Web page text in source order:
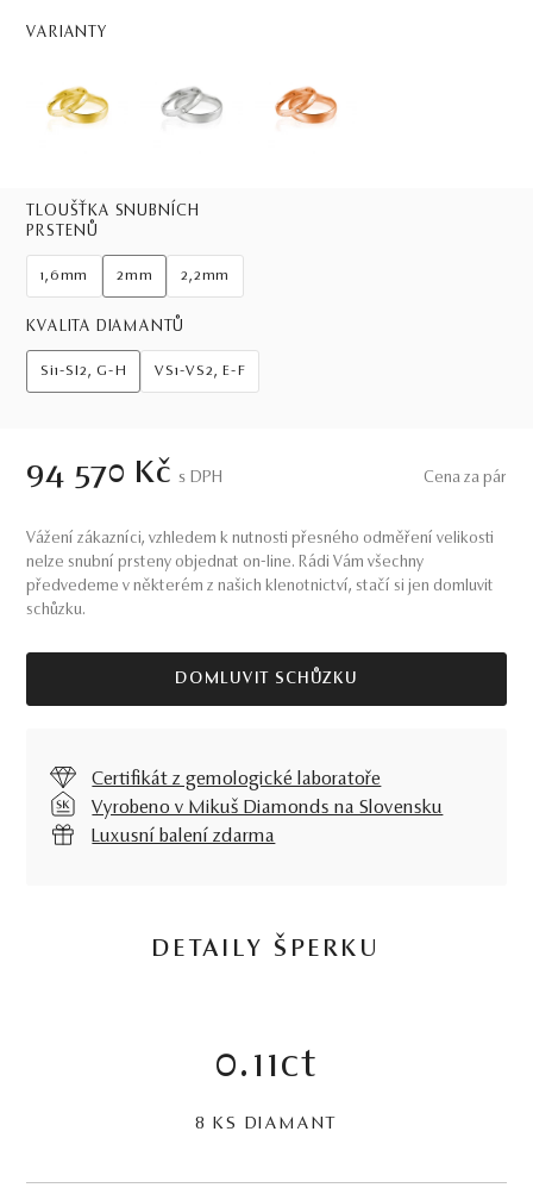
VARIANTY
TLOUŠŤKA SNUBNÍCH
PRSTENŮ
1,6mm 2mm 2,2mm
KVALITA DIAMANTŮ
Si1-SI2, G-H VS1-VS2, E-F
94 570 Kč S DPH Cena za pár
Vážení zákazníci, vzhledem k nutnosti přesného odměření velikosti
nelze snubní prsteny objednat on-line. Rádi Vám všechny
předvedeme v některém z našich klenotnictví, stačí si jen domluvit
schůzku.
DOMLUVIT SCHŮZKU
Certifikát z gemologické laboratoře
Vyrobeno v Mikuš Diamonds na Slovensku
Luxusní balení zdarma
DETAILY ŠPERKU
0.11ct
8 KS DIAMANT